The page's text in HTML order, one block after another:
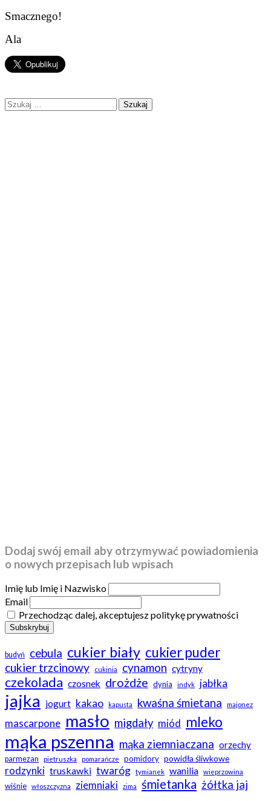
Smacznego!
Ala
Szukaj:
Dodaj swój email aby otrzymywać powiadomienia
o nowych przepisach lub wpisach
Imię lub Imię i Nazwisko
Email
Przechodząc dalej, akceptujesz politykę prywatności
budyń cebula cukier biały cukier puder
cukier trzcinowy cukinia cynamon cytryny
czekolada czosnek drożdże dynia indyk jabłka
jajka jogurt kakao kapusta kwaśna śmietana majonez
mascarpone masło migdały miód mleko
mąka pszenna mąka ziemniaczana orzechy
parmezan pietruszka pomarańcze pomidory powidła śliwkowe
rodzynki truskawki twaróg tymianek wanilia wieprzowina
wiśnie włoszczyzna ziemniaki zima śmietanka żółtka jaj